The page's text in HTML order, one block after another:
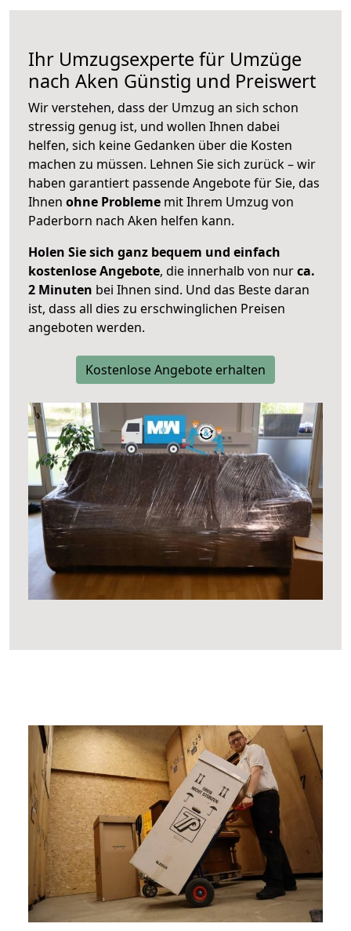
Ihr Umzugsexperte für Umzüge
nach Aken Günstig und Preiswert
Wir verstehen, dass der Umzug an sich schon
stressig genug ist, und wollen Ihnen dabei
helfen, sich keine Gedanken über die Kosten
machen zu müssen. Lehnen Sie sich zurück – wir
haben garantiert passende Angebote für Sie, das
Ihnen ohne Probleme mit Ihrem Umzug von
Paderborn nach Aken helfen kann.
Holen Sie sich ganz bequem und einfach
kostenlose Angebote, die innerhalb von nurca.
2 Minuten bei Ihnen sind. Und das Beste daran
ist, dass all dies zu erschwinglichen Preisen
angeboten werden.
Kostenlose Angebote erhalten